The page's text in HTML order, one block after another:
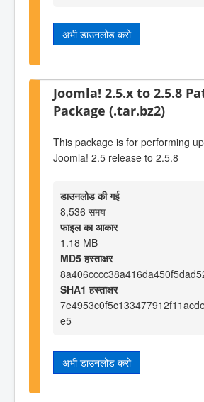
अभी डाउनलोड करो
Joomla! 2.5.x to 2.5.8
Package (.tar.bz2)
This package is for performing
Joomla! 2.5 release to 2.5.8
डाउनलोड की गई
8,536 समय
फाइल का आकार
1.18 MB
MD5 हस्ताक्षर
SHA1 हस्ताक्षर
e5
अभी डाउनलोड करो